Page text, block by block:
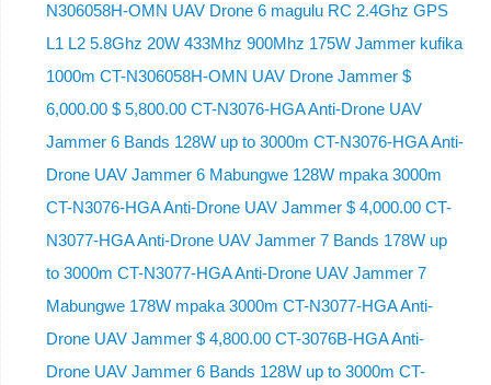
N306058H-OMN UAV Drone 6 magulu RC 2.4Ghz GPS
L1 L2 5.8Ghz 20W 433Mhz 900Mhz 175W Jammer kufika
1000m CT-N306058H-OMN UAV Drone Jammer $
6,000.00 $ 5,800.00 CT-N3076-HGA Anti-Drone UAV
Jammer 6 Bands 128W up to 3000m CT-N3076-HGA ​​Anti-
Drone UAV Jammer 6 Mabungwe 128W mpaka 3000m
CT-N3076-HGA ​​Anti-Drone UAV Jammer $ 4,000.00 CT-
N3077-HGA Anti-Drone UAV Jammer 7 Bands 178W up
to 3000m CT-N3077-HGA Anti-Drone UAV Jammer 7
Mabungwe 178W mpaka 3000m CT-N3077-HGA Anti-
Drone UAV Jammer $ 4,800.00 CT-3076B-HGA Anti-
Drone UAV Jammer 6 Bands 128W up to 3000m CT-